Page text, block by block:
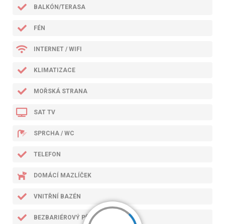
BALKÓN/TERASA
FÉN
INTERNET / WIFI
KLIMATIZACE
MOŘSKÁ STRANA
SAT TV
SPRCHA / WC
TELEFON
DOMÁCÍ MAZLÍČEK
VNITŘNÍ BAZÉN
BEZBARIÉROVÝ PŘÍSTUP